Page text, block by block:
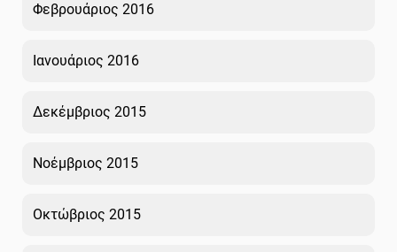
Φεβρουάριος 2016
Ιανουάριος 2016
Δεκέμβριος 2015
Νοέμβριος 2015
Οκτώβριος 2015